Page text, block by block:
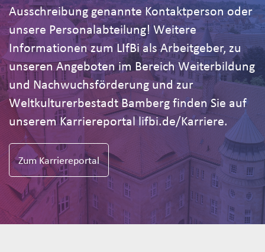
Ausschreibung genannte Kontaktperson oder
unsere Personalabteilung! Weitere
Informationen zum LIfBi als Arbeitgeber, zu
unseren Angeboten im Bereich Weiterbildung
und Nachwuchsförderung und zur
Weltkulturerbestadt Bamberg finden Sie auf
unserem Karriereportal lifbi.de/Karriere.
Zum Karriereportal